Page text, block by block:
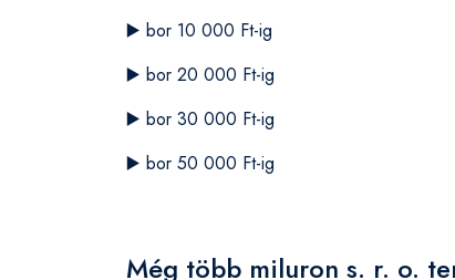
▶️ bor 10 000 Ft-ig
▶️ bor 20 000 Ft-ig
▶️ bor 30 000 Ft-ig
▶️ bor 50 000 Ft-ig
Még több miluron s. r. o.